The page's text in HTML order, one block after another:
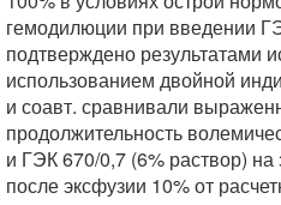
гемодилюции при введении
подтверждено результатами
использованием двойной
и соавт. сравнивали
продолжительность
и ГЭК 670/0,7 (6% раствор)
после эксфузии 10% от